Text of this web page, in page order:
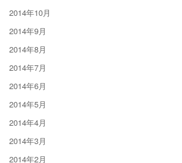
2014年10月
2014年9月
2014年8月
2014年7月
2014年6月
2014年5月
2014年4月
2014年3月
2014年2月